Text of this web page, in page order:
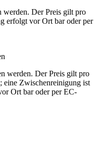
werden. Der Preis gilt pro
erfolgt vor Ort bar oder per
werden. Der Preis gilt pro
eine Zwischenreinigung ist
Ort bar oder per EC-